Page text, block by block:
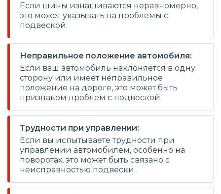
Если шины изнашиваются неравномерно,
это может указывать на проблемы с
подвеской.
Неправильное положение автомобиля:
Если ваш автомобиль наклоняется в одну
сторону или имеет неправильное
положение на дороге, это может быть
признаком проблем с подвеской.
Трудности при управлении:
Если вы испытываете трудности при
управлении автомобилем, особенно на
поворотах, это может быть связано с
неисправностью подвески.